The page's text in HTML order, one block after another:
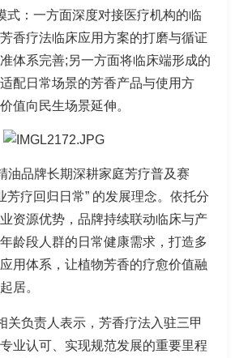
式：一方面深度对接医疗机构的临
香疗法临床应用方案的打磨与循证
体系完善;另一方面将临床端形成的
配日常场景的芳香产品与使用方
值向民生场景延伸。
品牌长期深耕家庭芳疗普及赛
芳疗回归日常” 的发展理念。依托分
资源优势，品牌持续联动临床与产
龄段人群的日常健康需求，打造多
用体系，让植物芳香的疗愈价值融
居。
负责人表示，芳香疗法入驻三甲
业认可、实现规范发展的重要里程